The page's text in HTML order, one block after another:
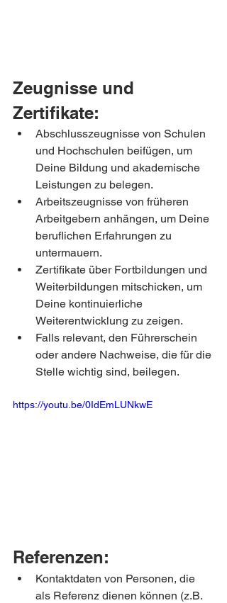
Zeugnisse und
Zertifikate:
Abschlusszeugnisse von Schulen
und Hochschulen beifügen, um
Deine Bildung und akademische
Leistungen zu belegen.
Arbeitszeugnisse von früheren
Arbeitgebern anhängen, um Deine
beruflichen Erfahrungen zu
untermauern.
Zertifikate über Fortbildungen und
Weiterbildungen mitschicken, um
Deine kontinuierliche
Weiterentwicklung zu zeigen.
Falls relevant, den Führerschein
oder andere Nachweise, die für die
Stelle wichtig sind, beilegen.
https://youtu.be/0IdEmLUNkwE
Referenzen:
Kontaktdaten von Personen, die
als Referenz dienen können (z.B.